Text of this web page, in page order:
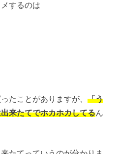
するのは
たことがありますが、「う
来たてでホカホカしてるん